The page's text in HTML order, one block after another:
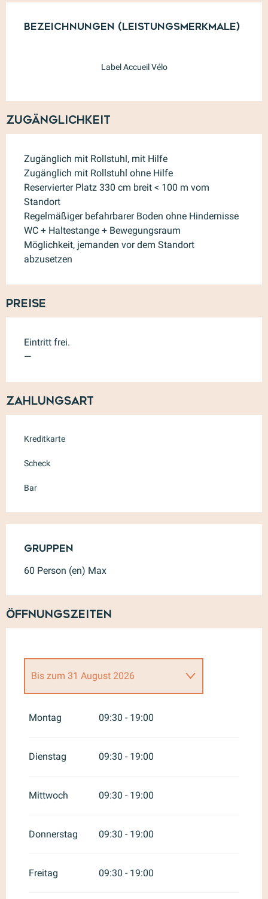
Bezeichnungen (Leistungsmerkmale)
Bezeichnungen (Leistungsmerkmale)
Label Accueil Vélo
Zugänglichkeit
Zugänglich mit Rollstuhl, mit Hilfe
Zugänglich mit Rollstuhl ohne Hilfe
Reservierter Platz 330 cm breit < 100 m vom
Standort
Regelmäßiger befahrbarer Boden ohne Hindernisse
WC + Haltestange + Bewegungsraum
Möglichkeit, jemanden vor dem Standort
abzusetzen
Preise
Eintritt frei.
—
Zahlungsart
Kreditkarte
Scheck
Bar
Gruppen
Gruppen
60 Person (en) Max
Öffnungszeiten
Bis zum 31 August 2026
31 Mai 2027
Montag 09:30 - 19:00
Dienstag 09:30 - 19:00
Mittwoch 09:30 - 19:00
Donnerstag 09:30 - 19:00
Freitag 09:30 - 19:00